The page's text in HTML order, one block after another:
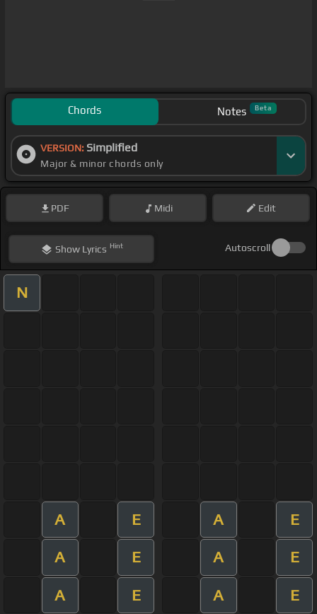
Chords Notes Beta
VERSION: Simplified
Major & minor chords only
PDF Midi Edit
ShowLyrics Hint Autoscroll
N
A E A E
A E A E
A E A E